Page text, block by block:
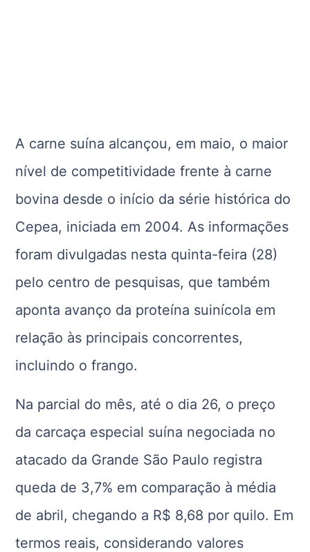
A carne suína alcançou, em maio, o maior
nível de competitividade frente à carne
bovina desde o início da série histórica do
Cepea, iniciada em 2004. As informações
foram divulgadas nesta quinta-feira (28)
pelo centro de pesquisas, que também
aponta avanço da proteína suinícola em
relação às principais concorrentes,
incluindo o frango.
Na parcial do mês, até o dia 26, o preço
da carcaça especial suína negociada no
atacado da Grande São Paulo registra
queda de 3,7% em comparação à média
de abril, chegando a R$ 8,68 por quilo. Em
termos reais, considerando valores